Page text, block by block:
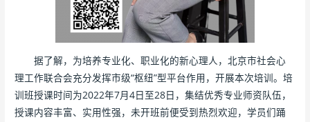
据了解，为培养专业化、职业化的新心理人，北京市社会心
理工作联合会充分发挥市级“枢纽”型平台作用，开展本次培训。培
训班授课时间为2022年7月4日至28日，集结优秀专业师资队伍，
授课内容丰富、实用性强，未开班前便受到热烈欢迎，学员们踊